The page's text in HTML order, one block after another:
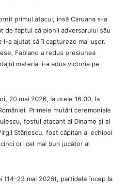
primul atacul, însă Caruana s-a
de faptul că pionii adversarului său
l-a ajutat să îi captureze mai ușor.
Fabiano a redus presiunea
material i-a adus victoria pe
20 mai 2026, la orele 16.00, la
Primele mutări ceremoniale
fostul atacant al Dinamo și al
Stănescu, fost căpitan al echipei
ori cel mai bun jucător al
(14–23 mai 2026), partidele încep la